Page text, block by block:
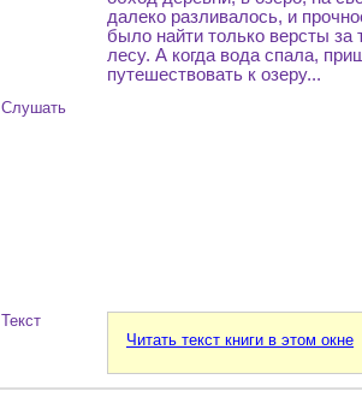
далеко разливалось, и
было найти только версты за
лесу. А когда вода спала,
путешествовать к озеру...
Слушать
Текст
Читать текст книги в этом окне